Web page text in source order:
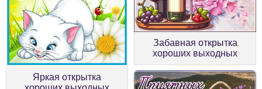
Яркая открытка
Забавная открытка
хороших выходных